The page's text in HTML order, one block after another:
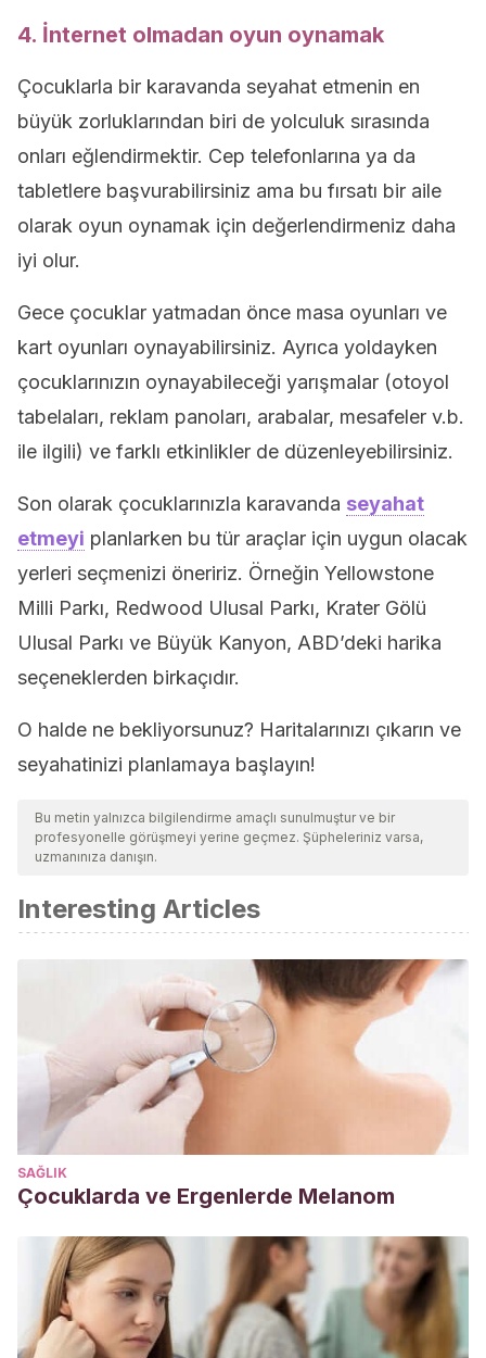
4. İnternet olmadan oyun oynamak
Çocuklarla bir karavanda seyahat etmenin en
büyük zorluklarından biri de yolculuk sırasında
onları eğlendirmektir. Cep telefonlarına ya da
tabletlere başvurabilirsiniz ama bu fırsatı bir aile
olarak oyun oynamak için değerlendirmeniz daha
iyi olur.
Gece çocuklar yatmadan önce masa oyunları ve
kart oyunları oynayabilirsiniz. Ayrıca yoldayken
çocuklarınızın oynayabileceği yarışmalar (otoyol
tabelaları, reklam panoları, arabalar, mesafeler v.b.
ile ilgili) ve farklı etkinlikler de düzenleyebilirsiniz.
Son olarak çocuklarınızla karavanda seyahat
etmeyi planlarken bu tür araçlar için uygun olacak
yerleri seçmenizi öneririz. Örneğin Yellowstone
Milli Parkı, Redwood Ulusal Parkı, Krater Gölü
Ulusal Parkı ve Büyük Kanyon, ABD’deki harika
seçeneklerden birkaçıdır.
O halde ne bekliyorsunuz? Haritalarınızı çıkarın ve
seyahatinizi planlamaya başlayın!
Bu metin yalnızca bilgilendirme amaçlı sunulmuştur ve bir
profesyonelle görüşmeyi yerine geçmez. Şüpheleriniz varsa,
uzmanınıza danışın.
Interesting Articles
SAĞLIK
Çocuklarda ve Ergenlerde Melanom